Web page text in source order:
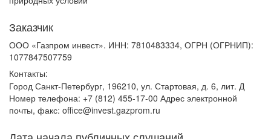
Заказчик
ООО «Газпром инвест». ИНН: 7810483334, ОГРН (ОГРНИП):
1077847507759
Контакты:
Город Санкт-Петербург, 196210, ул. Стартовая, д. 6, лит. Д
Номер телефона: +7 (812) 455-17-00 Адрес электронной
почты, факс: office@invest.gazprom.ru